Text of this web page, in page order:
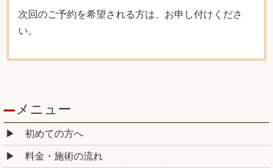
次回のご予約を希望される方は、お申し付けくださ
い。
メニュー
初めての方へ
料金・施術の流れ